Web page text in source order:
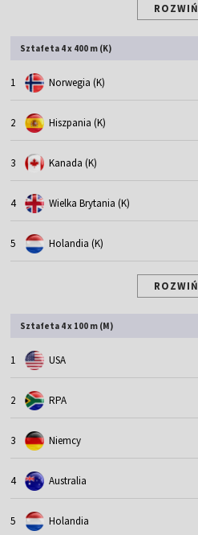
ROZWIŃ
Sztafeta 4 x 400 m (K)
1 Norwegia (K)
2 Hiszpania (K)
3 Kanada (K)
4 Wielka Brytania (K)
5 Holandia (K)
ROZWIŃ
Sztafeta 4 x 100 m (M)
1 USA
2 RPA
3 Niemcy
4 Australia
5 Holandia